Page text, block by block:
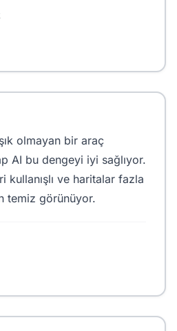
olmayan bir araç
AI bu dengeyi iyi sağlıyor.
kullanışlı ve haritalar fazla
temiz görünüyor.